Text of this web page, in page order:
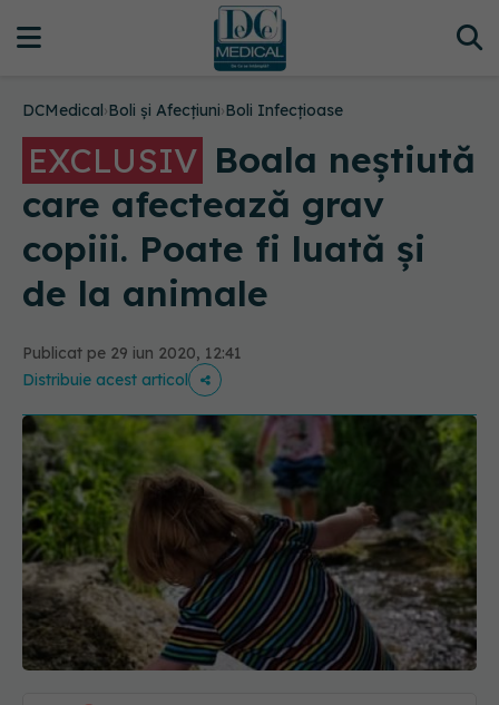
DCMedical›Boli și Afecțiuni›Boli Infecțioase
EXCLUSIV Boala neștiută
care afectează grav
copiii. Poate fi luată și
de la animale
Publicat pe 29 iun 2020, 12:41
Distribuie acest articol